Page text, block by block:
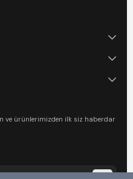
ve ürünlerimizden ilk siz haberdar